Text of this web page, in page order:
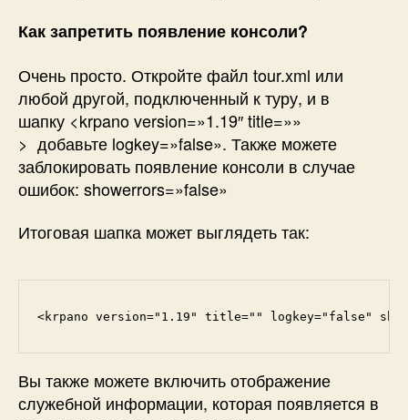
Как запретить появление консоли?
Очень просто. Откройте файл tour.xml или
любой другой, подключенный к туру, и в
шапку <krpano version=»1.19″ title=»»
> добавьте logkey=»false». Также можете
заблокировать появление консоли в случае
ошибок: showerrors=»false»
Итоговая шапка может выглядеть так:
<krpano version="1.19" title="" logkey="false"
Вы также можете включить отображение
служебной информации, которая появляется в